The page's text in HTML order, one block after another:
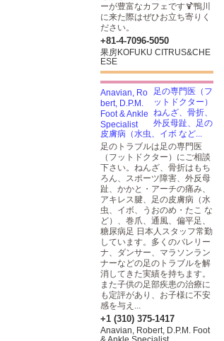
ーが豊富なカフェです🍹鴨川
に来た際はぜひお立ち寄りく
ださい。
+81-4-7096-5050
果房KOFUKU CITRUS&CHE
ESE
足の専門医（フ
ットドクター）
ねんざ、骨折、
外反母趾、足の
皮膚病（水虫、イボ など...
足のトラブルは足の専門医
（フットドクター）にご相談
下さい。ねんざ、骨折はもち
ろん、スポーツ障害、外反母
趾、かかと・アーチの痛み、
アキレス腱、足の皮膚病（水
虫、イボ、うおのめ・たこ な
ど）、巻爪、通風、偏平足、
糖尿病足 日本人スタッフ常勤
しています。多くのバレリー
ナ、ダンサー、マラソンラン
ナーなどの足のトラブルを解
消してきた実績を持ちます。
また子供の足部疾患の治療に
も定評があり、お子様に不安
感を与え...
+1 (310) 375-1417
Anavian, Robert, D.P.M. Foot